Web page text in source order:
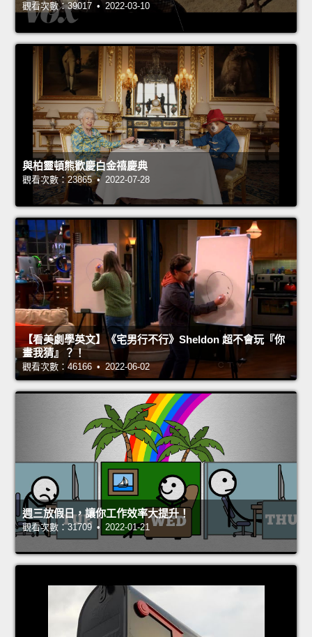
觀看次數：39017 • 2022-03-10
與柏靈頓熊歡慶白金禧慶典
觀看次數：23865 • 2022-07-28
【看美劇學英文】《宅男行不行》Sheldon 超不會玩『你
畫我猜』？！
觀看次數：46166 • 2022-06-02
週三放假日，讓你工作效率大提升！
觀看次數：31709 • 2022-01-21